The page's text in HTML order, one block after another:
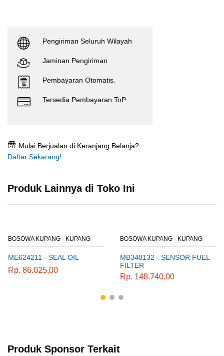
Pengiriman Seluruh Wilayah
Jaminan Pengiriman
Pembayaran Otomatis.
Tersedia Pembayaran ToP
Mulai Berjualan di Keranjang Belanja?
Daftar Sekarang!
Produk Lainnya di Toko Ini
BOSOWA KUPANG - KUPANG
ME624211 - SEAL OIL
Rp. 86.025,00
BOSOWA KUPANG - KUPANG
MB348132 - SENSOR FUEL
FILTER
Rp. 148.740,00
Produk Sponsor Terkait